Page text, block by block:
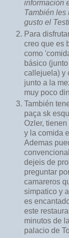
información
También les
gusto el
Para
creo que es
como
básico
callejuela) y
junto a la
muy poco
También
paça sk
Ozler,
y la comida
Ademas
dejeis de
preguntar
camareros
simpatico y
es
este
minutos de
palacio de